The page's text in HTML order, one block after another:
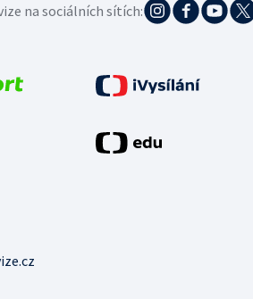
na sociálních sítích: